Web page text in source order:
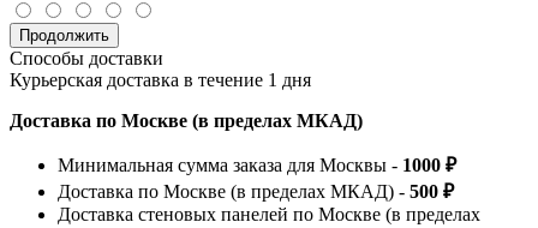
Продолжить
Способы доставки
Курьерская доставка в течение 1 дня
Доставка по Москве (в пределах МКАД)
Минимальная сумма заказа для Москвы - 1000 ₽
Доставка по Москве (в пределах МКАД) - 500 ₽
Доставка стеновых панелей по Москве (в пределах